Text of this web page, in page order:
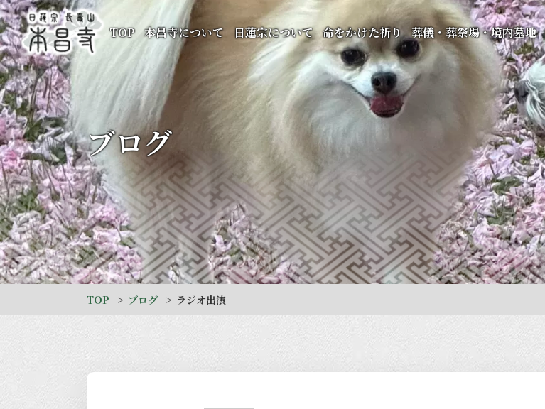
TOP 本昌寺について 日蓮宗について 命をかけた祈り 葬儀・葬祭場・境内墓地
ブログ
TOP ブログ ラジオ出演